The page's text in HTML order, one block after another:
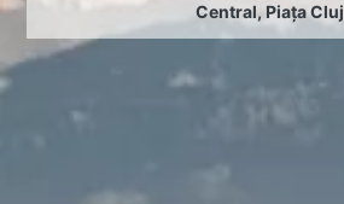
Central,Piața Cluj